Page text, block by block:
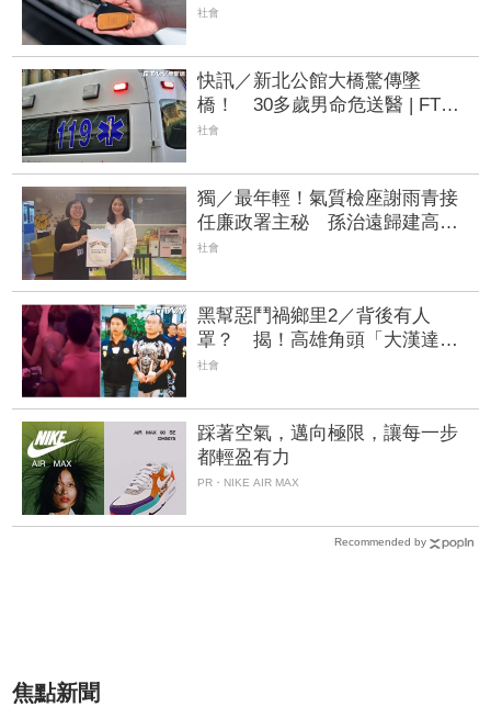
責人急出面
社會
快訊／新北公館大橋驚傳墜
橋！ 30多歲男命危送醫 | FTNN
新聞網
社會
獨／最年輕！氣質檢座謝雨青接
任廉政署主秘 孫治遠歸建高檢
署檢察官
社會
黑幫惡鬥禍鄉里2／背後有人
罩？ 揭！高雄角頭「大漢達
達」開趴招攬新血內幕
社會
踩著空氣，邁向極限，讓每一步
都輕盈有力
PR・NIKE AIR MAX
Recommended by
焦點新聞